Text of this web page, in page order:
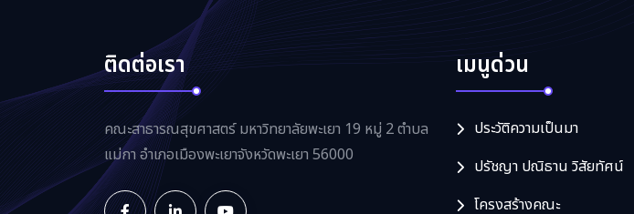
ติดต่อเรา
คณะสาธารณสุขศาสตร์ มหาวิทยาลัยพะเยา 19 หมู่ 2 ตำบล
แม่กา อำเภอเมืองพะเยาจังหวัดพะเยา 56000
เมนูด่วน
ประวัติความเป็นมา
ปรัชญา ปณิธาน วิสัยทัศน์
โครงสร้างคณะ